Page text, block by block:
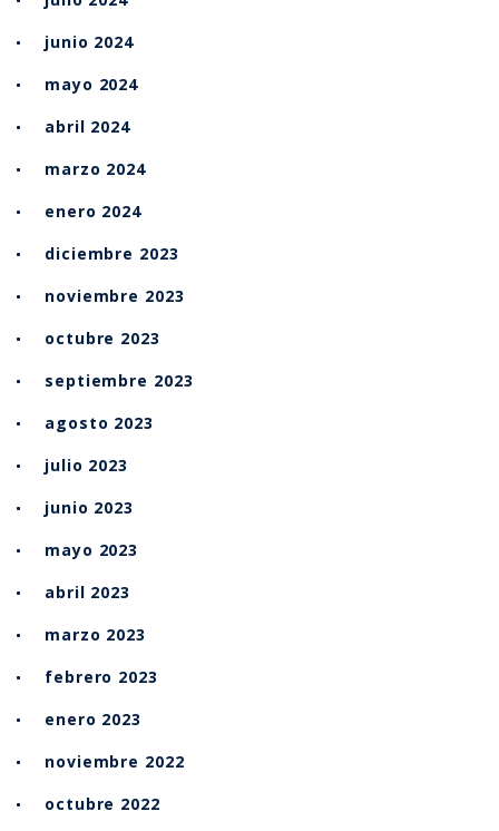
junio 2024
mayo 2024
abril 2024
marzo 2024
enero 2024
diciembre 2023
noviembre 2023
octubre 2023
septiembre 2023
agosto 2023
julio 2023
junio 2023
mayo 2023
abril 2023
marzo 2023
febrero 2023
enero 2023
noviembre 2022
octubre 2022